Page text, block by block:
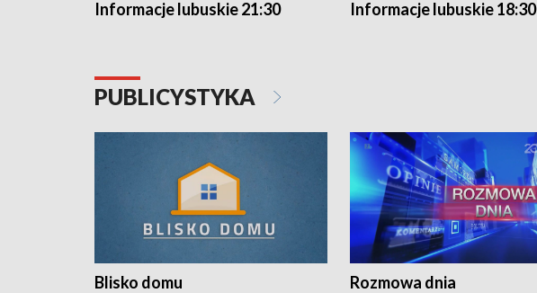
Informacje lubuskie 21:30 Informacje lubuskie 18:30
PUBLICYSTYKA
Blisko domu Rozmowa dnia